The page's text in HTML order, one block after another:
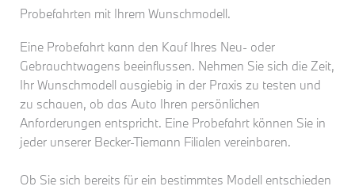
Probefahrten mit Ihrem Wunschmodell.
Eine Probefahrt kann den Kauf Ihres Neu- oder
Gebrauchtwagens beeinflussen. Nehmen Sie sich die Zeit,
Ihr Wunschmodell ausgiebig in der Praxis zu testen und
zu schauen, ob das Auto Ihren persönlichen
Anforderungen entspricht. Eine Probefahrt können Sie in
jeder unserer Becker-Tiemann Filialen vereinbaren.
Ob Sie sich bereits für ein bestimmtes Modell entschieden